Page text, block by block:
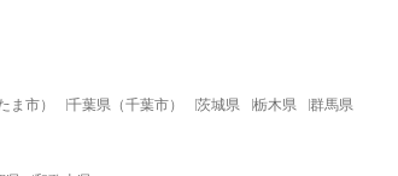
ま市） 千葉県 （千葉市） 茨城県 栃木県 群馬県